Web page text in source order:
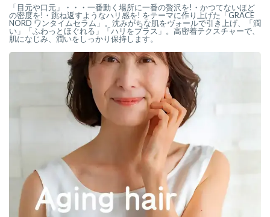
「目元や口元」・・・一番動く場所に一番の贅沢を!・かつてないほど
の密度を!・跳ね返すようなハリ感を! をテーマに作り上げた「GRACE
NORD ワンタイムセラム」。沈みがちな肌をヴォールで引き上げ、「潤
い」「ふわっとほぐれる」「ハリをプラス」。高密着テクスチャーで、
肌になじみ、潤いをしっかり保持します。